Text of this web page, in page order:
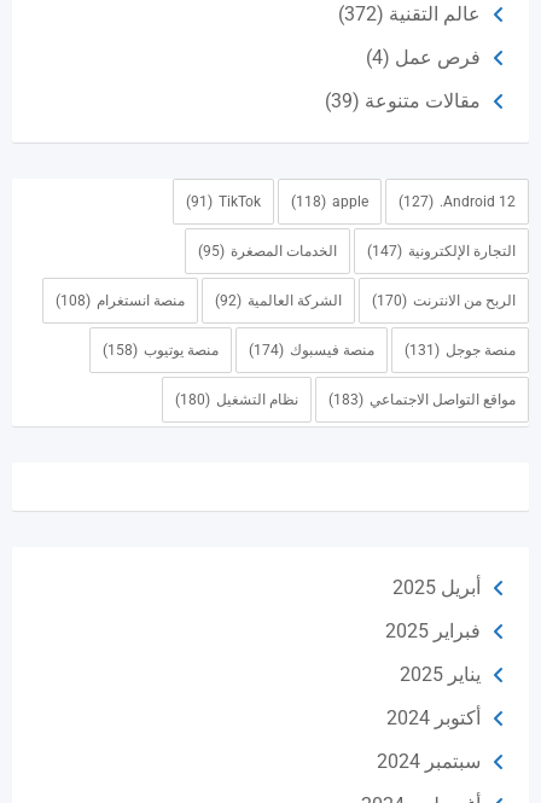
عالم التقنية (372)
فرص عمل (4)
مقالات متنوعة (39)
Android 12.
(127)
apple
(118)
TikTok
(91)
التجارة الإلكترونية (147) الخدمات المصغرة (95)
الربح من الانترنت (170) الشركة العالمية (92) منصة انستغرام (108)
منصة جوجل (131) منصة فيسبوك (174) منصة يوتيوب (158)
مواقع التواصل الاجتماعي (183) نظام التشغيل (180)
أبريل 2025
فبراير 2025
يناير 2025
أكتوبر 2024
سبتمبر 2024